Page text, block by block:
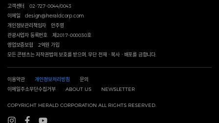
고객센터
02-727-0044/0043
이메일
design@heraldcorp.com
개인정보관리책임자
안주영
관광사업자 등록번호
제2017-000030호
영업보증보험
2억원 가입
모든 콘텐츠는 저작권법의 보호를 받으며, 무단 전재ㆍ복사ㆍ배포를 금합니다.
이용약관 개인정보처리방침
문의
이메일주소무단수집거부
ABOUT US NEWSLETTER
COPYRIGHT HERALD CORPORATION ALL RIGHTS RESERVED.